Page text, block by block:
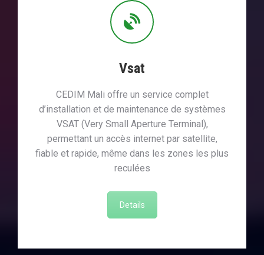
Vsat
CEDIM Mali offre un service complet
d’installation et de maintenance de systèmes
VSAT (Very Small Aperture Terminal),
permettant un accès internet par satellite,
fiable et rapide, même dans les zones les plus
reculées
Details